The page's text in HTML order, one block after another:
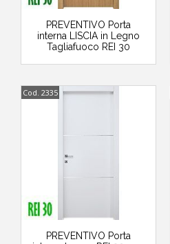
PREVENTIVO Porta
interna LISCIA in Legno
Tagliafuoco REI 30
Cod. 2335
PREVENTIVO Porta